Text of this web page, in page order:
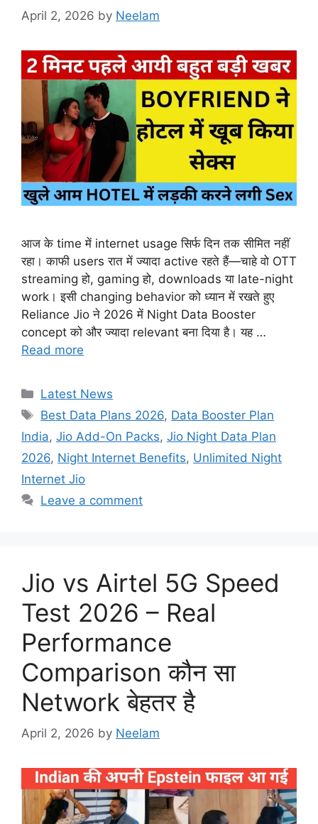
April 2, 2026 by Neelam
आज के time में internet usage सिर्फ दिन तक सीमित नहीं
रहा। काफी users रात में ज्यादा active रहते हैं—चाहे वो OTT
streaming हो, gaming हो, downloads या late-night
work। इसी changing behavior को ध्यान में रखते हुए
Reliance Jio ने 2026 में Night Data Booster
concept को और ज्यादा relevant बना दिया है। यह …
Read more
Categories
Latest News
Tags
Best Data Plans 2026, Data Booster Plan
India, Jio Add-On Packs, Jio Night Data Plan
2026, Night Internet Benefits, Unlimited Night
Internet Jio
Leave a comment
Jio vs Airtel 5G Speed
Test 2026 – Real
Performance
Comparison कौन सा
Network बेहतर है
April 2, 2026 by Neelam